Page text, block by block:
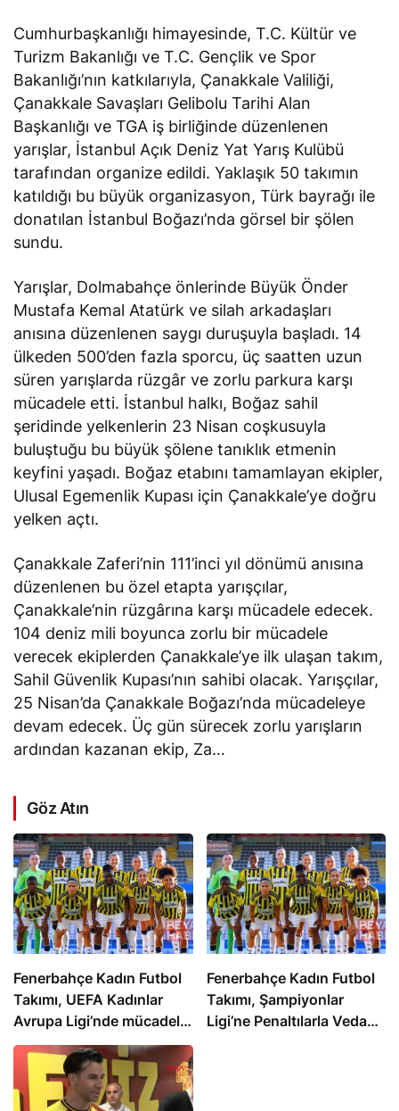
Cumhurbaşkanlığı himayesinde, T.C. Kültür ve
Turizm Bakanlığı ve T.C. Gençlik ve Spor
Bakanlığı’nın katkılarıyla, Çanakkale Valiliği,
Çanakkale Savaşları Gelibolu Tarihi Alan
Başkanlığı ve TGA iş birliğinde düzenlenen
yarışlar, İstanbul Açık Deniz Yat Yarış Kulübü
tarafından organize edildi. Yaklaşık 50 takımın
katıldığı bu büyük organizasyon, Türk bayrağı ile
donatılan İstanbul Boğazı’nda görsel bir şölen
sundu.
Yarışlar, Dolmabahçe önlerinde Büyük Önder
Mustafa Kemal Atatürk ve silah arkadaşları
anısına düzenlenen saygı duruşuyla başladı. 14
ülkeden 500’den fazla sporcu, üç saatten uzun
süren yarışlarda rüzgâr ve zorlu parkura karşı
mücadele etti. İstanbul halkı, Boğaz sahil
şeridinde yelkenlerin 23 Nisan coşkusuyla
buluştuğu bu büyük şölene tanıklık etmenin
keyfini yaşadı. Boğaz etabını tamamlayan ekipler,
Ulusal Egemenlik Kupası için Çanakkale’ye doğru
yelken açtı.
Çanakkale Zaferi’nin 111’inci yıl dönümü anısına
düzenlenen bu özel etapta yarışçılar,
Çanakkale’nin rüzgârına karşı mücadele edecek.
104 deniz mili boyunca zorlu bir mücadele
verecek ekiplerden Çanakkale’ye ilk ulaşan takım,
Sahil Güvenlik Kupası’nın sahibi olacak. Yarışçılar,
25 Nisan’da Çanakkale Boğazı’nda mücadeleye
devam edecek. Üç gün sürecek zorlu yarışların
ardından kazanan ekip, Za…
Göz Atın
Fenerbahçe Kadın Futbol
Takımı, UEFA Kadınlar
Avrupa Ligi’nde mücadele
edecek
Fenerbahçe Kadın Futbol
Takımı, Şampiyonlar
Ligi’ne Penaltılarla Veda